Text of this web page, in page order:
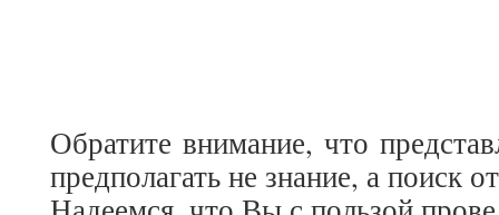
Обратите внимание, что
предполагать не знание, а поиск